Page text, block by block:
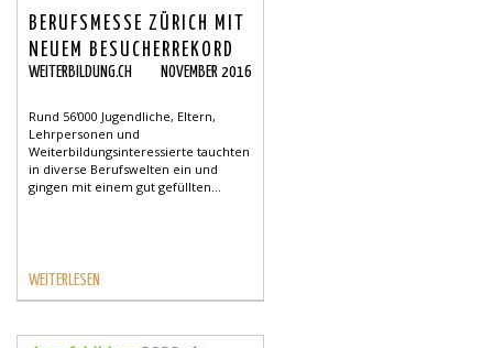
BERUFSMESSE ZÜRICH MIT
NEUEM BESUCHERREKORD
WEITERBILDUNG.CH NOVEMBER 2016
Rund 56'000 Jugendliche, Eltern,
Lehrpersonen und
Weiterbildungsinteressierte tauchten
in diverse Berufswelten ein und
gingen mit einem gut gefüllten...
WEITERLESEN